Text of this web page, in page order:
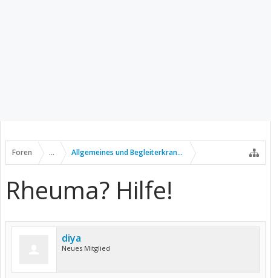
Foren ... Allgemeines und Begleiterkrankungen
Rheuma? Hilfe!
diya
Neues Mitglied